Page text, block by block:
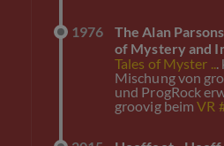
1976
The Alan
of Mystery and
Tales of Myster ..
Mischung von
und ProgRock
groovig beimVR